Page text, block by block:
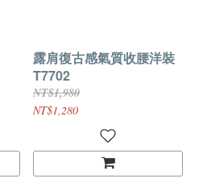
露肩復古感氣質收腰洋裝
T7702
NT$1,980
NT$1,280